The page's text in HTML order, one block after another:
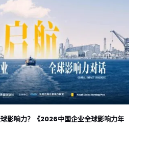
影响力？《2026中国企业全球影响力年